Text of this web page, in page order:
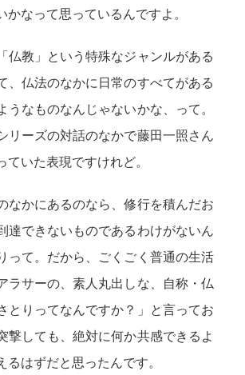
かなって思っているんですよ。
仏教」という特殊なジャンルがある
、仏法のなかに日常のすべてがある
うなものなんじゃないかな、って。
リーズの対話のなかで藤田一照さん
ていた表現ですけれど。
なかにあるのなら、修行を積んだお
達できないものであるわけがないん
って。だから、ごくごく普通の生活
ラサーの、素人丸出しな、自称・仏
とりってなんですか？」と言ってお
撃しても、絶対に何か共感できるよ
るはずだと思ったんです。